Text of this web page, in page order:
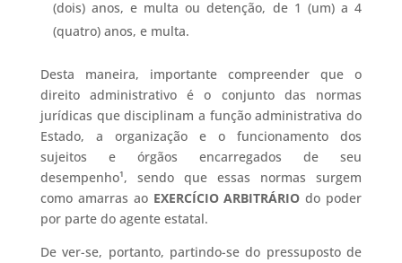
(dois) anos, e multa ou detenção, de 1 (um) a 4
(quatro) anos, e multa.
Desta maneira, importante compreender que o
direito administrativo é o conjunto das normas
jurídicas que disciplinam a função administrativa do
Estado, a organização e o funcionamento dos
sujeitos e órgãos encarregados de seu
desempenho¹, sendo que essas normas surgem
como amarras ao EXERCÍCIO ARBITRÁRIO do poder
por parte do agente estatal.
De ver-se, portanto, partindo-se do pressuposto de